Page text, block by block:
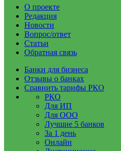
О проекте
Редакция
Новости
Вопрос/ответ
Статьи
Обратная связь
Банки для бизнеса
Отзывы о банках
Сравнить тарифы РКО
РКО
Для ИП
Для ООО
Лучшие 5 банков
За 1 день
Онлайн